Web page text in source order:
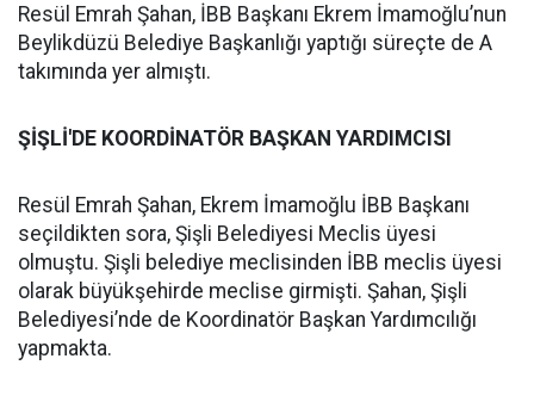
Resül Emrah Şahan, İBB Başkanı Ekrem İmamoğlu’nun
Beylikdüzü Belediye Başkanlığı yaptığı süreçte de A
takımında yer almıştı.
ŞİŞLİ'DE KOORDİNATÖR BAŞKAN YARDIMCISI
Resül Emrah Şahan, Ekrem İmamoğlu İBB Başkanı
seçildikten sora, Şişli Belediyesi Meclis üyesi
olmuştu. Şişli belediye meclisinden İBB meclis üyesi
olarak büyükşehirde meclise girmişti. Şahan, Şişli
Belediyesi’nde de Koordinatör Başkan Yardımcılığı
yapmakta.